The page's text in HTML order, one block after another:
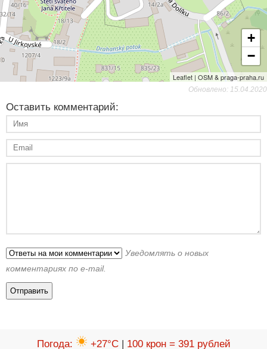
+
−
Leaflet | OSM & praga-praha.ru
Обновлено: 15.04.2020
Оставить комментарий:
Уведомлять о новых
комментариях по e-mail.
Погода: +27°C| 100 крон = 391 рублей